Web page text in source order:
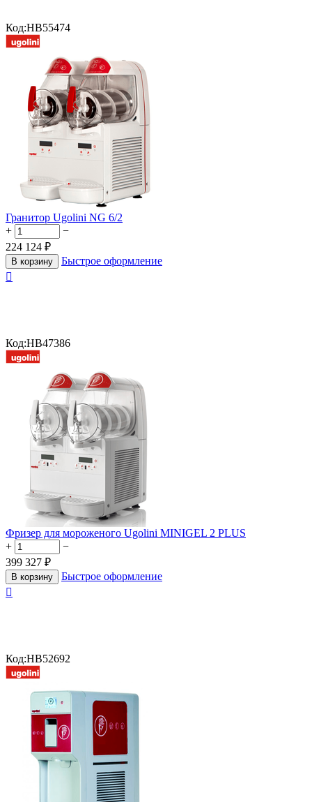
Код:HB55474
Гранитор Ugolini NG 6/2
+
−
224 124 ₽
В корзину
Быстрое оформление

Код:HB47386
Фризер для мороженого Ugolini MINIGEL 2 PLUS
+
−
399 327 ₽
В корзину
Быстрое оформление

Код:HB52692